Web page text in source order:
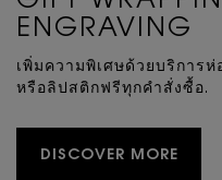
ENGRAVING
เพิ่มความพิเศษด้วยบริการ
หรือลิปสติกฟรีทุกคําสั่งซื้อ.
DISCOVER MORE